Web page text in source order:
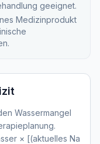
geeignet.
Medizinprodukt
Wassermangel
× [(aktuelles Na